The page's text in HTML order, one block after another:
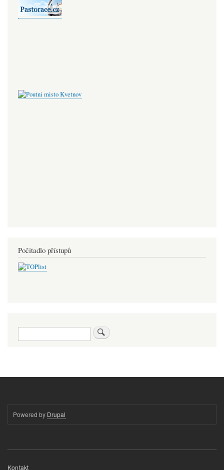
Počitadlo přístupů
Hledat
Powered by Drupal
Menu
Kontakt